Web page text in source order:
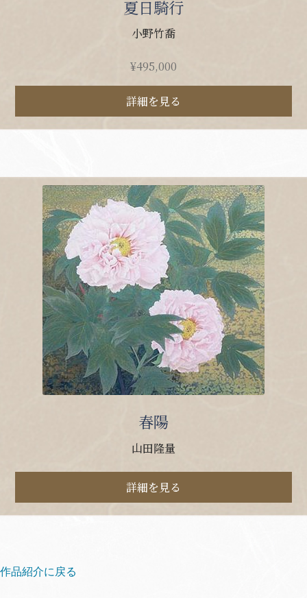
夏日騎行
小野竹喬
¥495,000
詳細を見る
春陽
山田隆量
詳細を見る
作品紹介に戻る